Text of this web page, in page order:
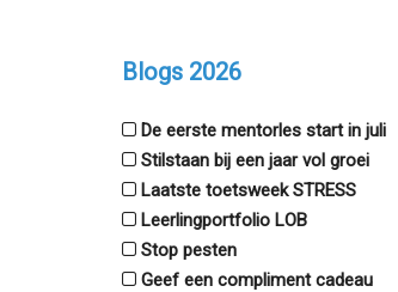
Blogs 2026
De eerste mentorles start in juli
Stilstaan bij een jaar vol groei
Laatste toetsweek STRESS
Leerlingportfolio LOB
Stop pesten
Geef een compliment cadeau